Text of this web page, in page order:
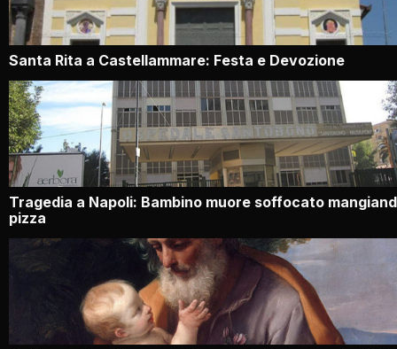
Santa Rita a Castellammare: Festa e Devozione
Tragedia a Napoli: Bambino muore soffocato
pizza